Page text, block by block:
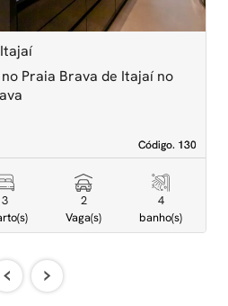
Código. 130
Código. 130
Praia Brava de Itajaí no
3
2
Vaga(s)
4
banho(s)
‹ ›